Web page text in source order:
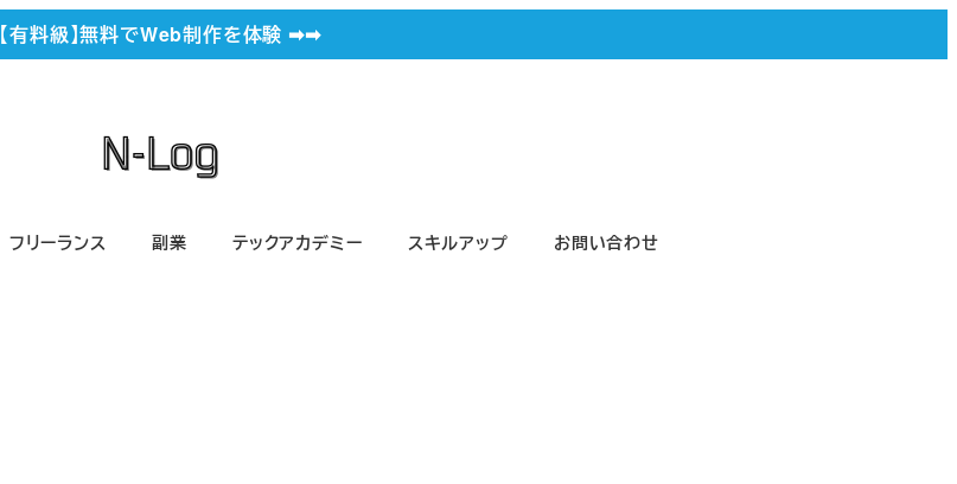
【有料級】無料でWeb制作を体験 ➡︎➡︎
フリーランス 副業 テックアカデミー スキルアップ お問い合わせ